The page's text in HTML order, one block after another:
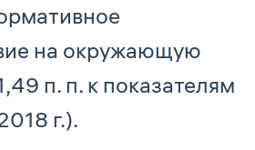
на окружающую
п. п. к показателям
г.).